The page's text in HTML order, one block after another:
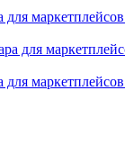
для
для